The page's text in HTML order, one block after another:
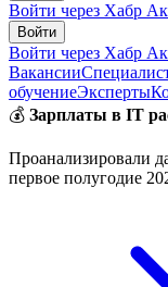
Войти через Хабр
Войти
Войти через Хабр
Вакансии
обучениеЭксперты
💰 Зарплаты в IT
Проанализировали
первое полугодие